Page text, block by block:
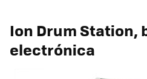
Ion Drum Station,
electrónica